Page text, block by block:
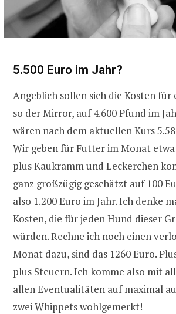
5.500 Euro im Jahr?
Angeblich sollen sich die Kosten für
so der Mirror, auf 4.600 Pfund im
wären nach dem aktuellen Kurs
Wir geben für Futter im Monat etwa
plus Kaukramm und Leckerchen
ganz großzügig geschätzt auf 100
also 1.200 Euro im Jahr. Ich denke
Kosten, die für jeden Hund dieser
würden. Rechne ich noch einen
Monat dazu, sind das 1260 Euro.
plus Steuern. Ich komme also mit
allen Eventualitäten auf maximal
zwei Whippets wohlgemerkt!